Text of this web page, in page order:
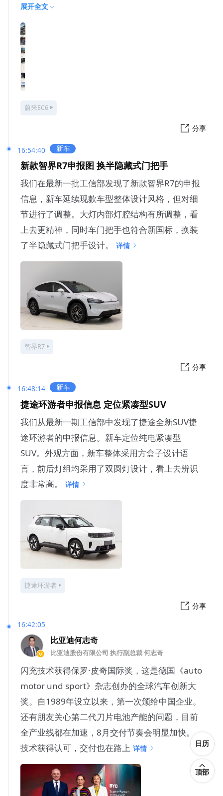
用”到“放心
展开全文
蔚来EC6
分享
16:54:40 新车
新款智界R7申报图 换半隐藏式门把手
我们在最新一批工信部发现了新款智界R7的申报
信息，新车延续现款车型整体设计风格，但对细
节进行了调整。大灯内部灯腔结构有所调整，看
上去更精神，同时车门把手也符合新国标，换装
了半隐藏式门把手设计。
详情
智界R7
分享
16:48:14 新车
捷途环游者申报信息 定位紧凑型SUV
我们从最新一期工信部中发现了捷途全新SUV捷
途环游者的申报信息。新车定位纯电紧凑型
SUV。外观方面，新车整体采用方盒子设计语
言，前后灯组均采用了双圆灯设计，看上去辨识
度非常高。
详情
捷途环游者
分享
16:42:05
比亚迪何志奇
比亚迪股份有限公司 执行副总裁 何志奇
闪充技术获得保罗·皮奇国际奖，这是德国《auto
motor und sport》杂志创办的全球汽车创新大
奖。自1989年设立以来，第一次颁给中国企业。
还有朋友关心第二代刀片电池产能的问题，目前
全产业线都在加速，8月交付节奏会明显加快。
技术获得认可，交付也在路上 详情 日历
顶部